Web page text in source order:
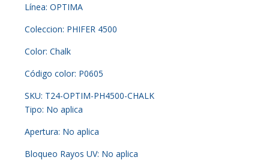
Línea: OPTIMA
Coleccion: PHIFER 4500
Color: Chalk
Código color: P0605
SKU: T24-OPTIM-PH4500-CHALK
Tipo: No aplica
Apertura: No aplica
Bloqueo Rayos UV: No aplica